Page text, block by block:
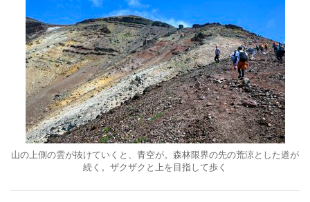
山の上側の雲が抜けていくと、青空が。森林限界の先の荒涼とした道が
続く。ザクザクと上を目指して歩く